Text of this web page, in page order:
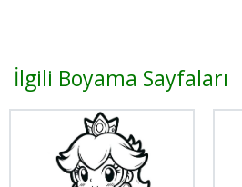
İlgili Boyama Sayfaları